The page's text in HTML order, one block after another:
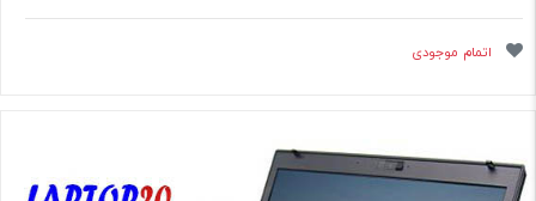
اتمام موجودی